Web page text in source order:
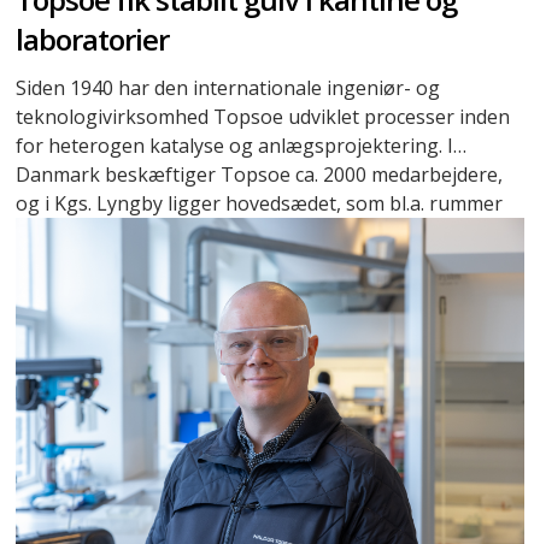
laboratorier
Siden 1940 har den internationale ingeniør- og
teknologivirksomhed Topsoe udviklet processer inden
for heterogen katalyse og anlægsprojektering. I
Danmark beskæftiger Topsoe ca. 2000 medarbejdere,
og i Kgs. Lyngby ligger hovedsædet, som bl.a. rummer
adskillige laboratorier, der danner rammen om
virksomhedens forskningsarbejde.